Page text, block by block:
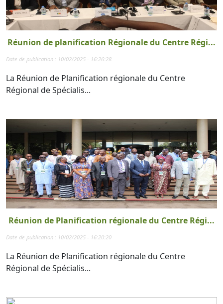
Réunion de planification Régionale du Centre Régi...
Date de publication : 10/02/2025 - 16:26:28
La Réunion de Planification régionale du Centre
Régional de Spécialis...
Réunion de Planification régionale du Centre Régi...
Date de publication : 10/02/2025 - 16:20:20
La Réunion de Planification régionale du Centre
Régional de Spécialis...